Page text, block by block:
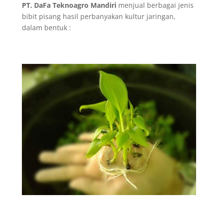
PT. DaFa Teknoagro Mandiri menjual berbagai jenis
bibit pisang hasil perbanyakan kultur jaringan,
dalam bentuk :